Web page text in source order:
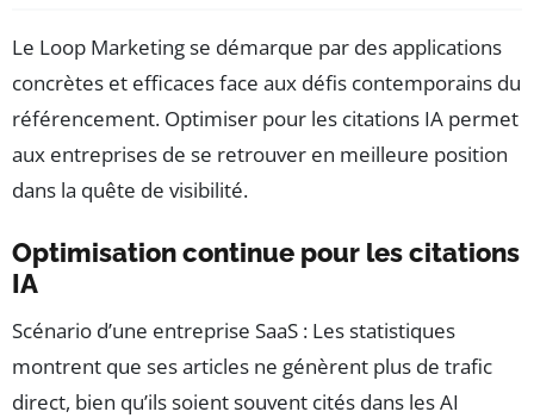
Le Loop Marketing se démarque par des applications
concrètes et efficaces face aux défis contemporains du
référencement. Optimiser pour les citations IA permet
aux entreprises de se retrouver en meilleure position
dans la quête de visibilité.
Optimisation continue pour les citations
IA
Scénario d’une entreprise SaaS : Les statistiques
montrent que ses articles ne génèrent plus de trafic
direct, bien qu’ils soient souvent cités dans les AI